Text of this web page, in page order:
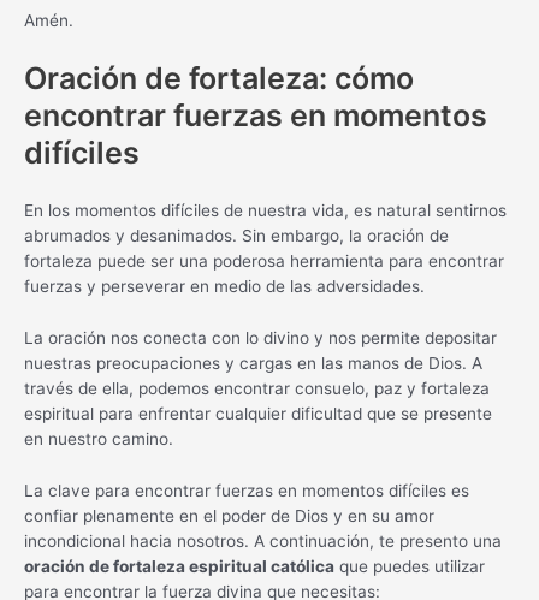
Amén.
Oración de fortaleza: cómo
encontrar fuerzas en momentos
difíciles
En los momentos difíciles de nuestra vida, es natural sentirnos
abrumados y desanimados. Sin embargo, la oración de
fortaleza puede ser una poderosa herramienta para encontrar
fuerzas y perseverar en medio de las adversidades.
La oración nos conecta con lo divino y nos permite depositar
nuestras preocupaciones y cargas en las manos de Dios. A
través de ella, podemos encontrar consuelo, paz y fortaleza
espiritual para enfrentar cualquier dificultad que se presente
en nuestro camino.
La clave para encontrar fuerzas en momentos difíciles es
confiar plenamente en el poder de Dios y en su amor
incondicional hacia nosotros. A continuación, te presento una
oración de fortaleza espiritual católica que puedes utilizar
para encontrar la fuerza divina que necesitas: